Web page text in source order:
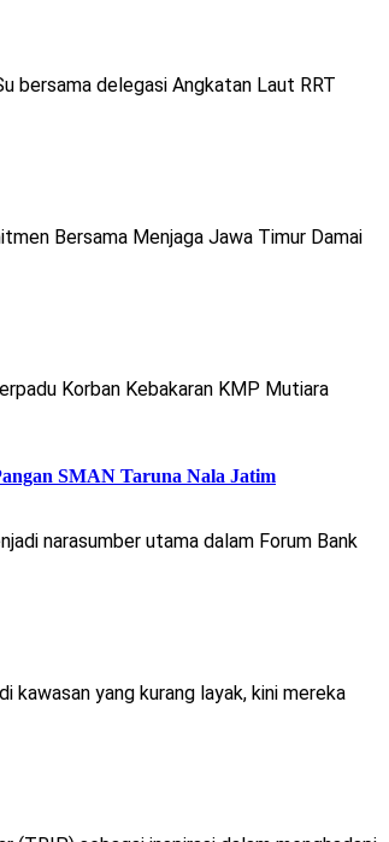
bersama delegasi Angkatan Laut RRT
Bersama Menjaga Jawa Timur Damai
Korban Kebakaran KMP Mutiara
SMAN Taruna Nala Jatim
narasumber utama dalam Forum Bank
kawasan yang kurang layak, kini mereka